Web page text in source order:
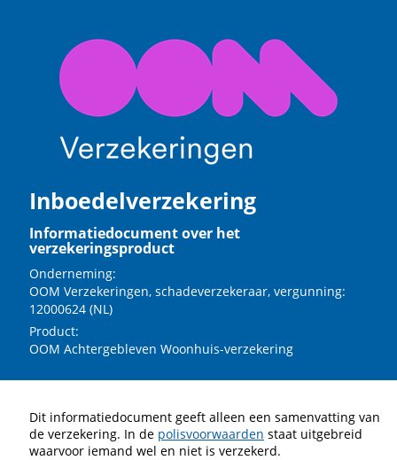
Inboedelverzekering
Informatiedocument over het
verzekeringsproduct
Onderneming:
OOM Verzekeringen, schadeverzekeraar, vergunning:
12000624 (NL)
Product:
OOM Achtergebleven Woonhuis-verzekering
Dit informatiedocument geeft alleen een samenvatting van
de verzekering. In de polisvoorwaarden staat uitgebreid
waarvoor iemand wel en niet is verzekerd.